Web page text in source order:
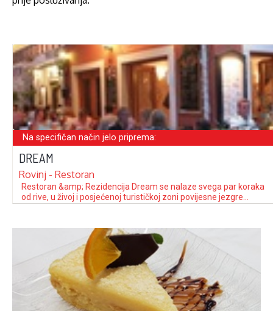
Na specifičan način jelo priprema:
DREAM
Rovinj - Restoran
Restoran &amp; Rezi­den­cija Dream se nalaze svega par koraka
od rive, u živoj i posjećenoj turističkoj zoni povijesne jezgre
Kadunić u cijelosti temeljito, građevinski i arhitektonski
rekonstruirali s naglaskom …